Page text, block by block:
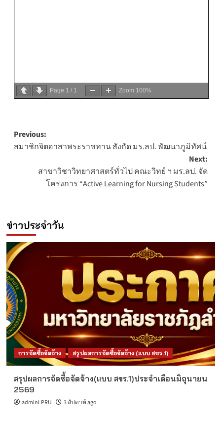
Page 1 / 1 Zoom 100%
Post
navigation
Previous:
สมาชิกจิตอาสาพระราชทาน สังกัด มร.ลป. พัฒนาภูมิทัศน์
Next:
สาขาวิชาวิทยาศาสตร์ทั่วไป คณะวิทย์ ฯ มร.ลป. จัด
โครงการ “Active Learning for Nursing Students”
ข่าวประจำวัน
การจัดซื้อจัดจ้าง สรุปผลการจัดซื้อจัดจ้าง (แบบ สขร.1)
สรุปผลการจัดซื้อจัดจ้าง(แบบ สขร.1)ประจำเดือนมิถุนายน
2569
adminLPRU 3 สัปดาห์ ago